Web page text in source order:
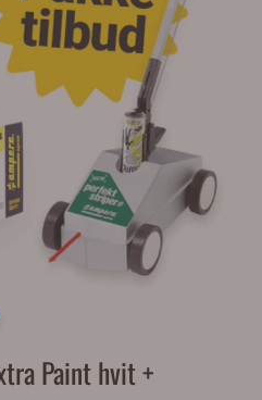
Paint hvit +